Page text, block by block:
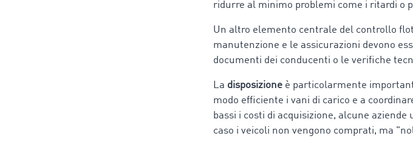
ridurre al minimo problemi come i ritardi o
Un altro elemento centrale del controllo
manutenzione e le assicurazioni devono
documenti dei conducenti o le verifiche
La disposizione è particolarmente
modo efficiente i vani di carico e a
bassi i costi di acquisizione, alcune aziende
caso i veicoli non vengono comprati, ma